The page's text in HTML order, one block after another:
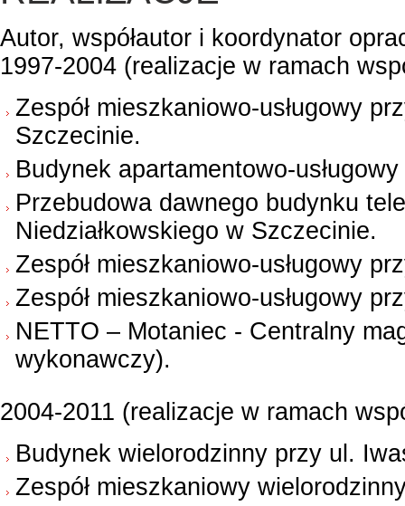
Autor, współautor i koordynator
1997-2004 (realizacje w ramach
Zespół mieszkaniowo-usługowy
Szczecinie.
Budynek apartamentowo-
Przebudowa dawnego budynku
Niedziałkowskiego w Szczecinie.
Zespół mieszkaniowo-usługowy
Zespół mieszkaniowo-usługowy
NETTO – Motaniec - Centralny
wykonawczy).
2004-2011 (realizacje w ramach
Budynek wielorodzinny przy ul.
Zespół mieszkaniowy